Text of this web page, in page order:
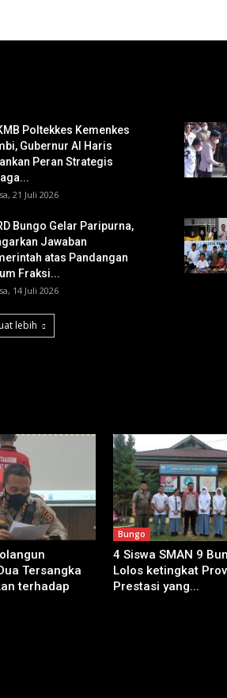
Poltekkes Kemenkes
Gubernur Al Haris
Peran Strategis
21 Juli 2026
Bungo Gelar Paripurna,
Jawaban
atas Pandangan
Fraksi...
14 Juli 2026
lebih
Tersangka
terhadap
Bungo
4 Siswa SMAN 9
Lolos ketingkat
Prestasi yang...